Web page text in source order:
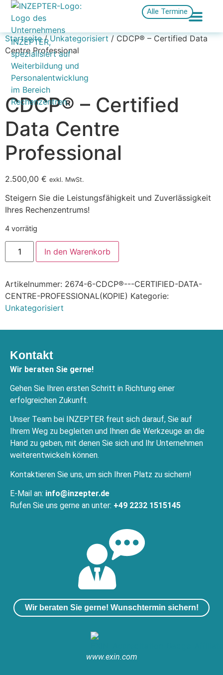
Alle Termine
Startseite/Unkategorisiert / CDCP® – Certified Data
Centre Professional
CDCP® – Certified
Data Centre
Professional
2.500,00 € exkl. MwSt.
Steigern Sie die Leistungsfähigkeit und Zuverlässigkeit
Ihres Rechenzentrums!
4 vorrätig
In den Warenkorb
Artikelnummer: 2674-6-CDCP®---CERTIFIED-DATA-
CENTRE-PROFESSIONAL(KOPIE) Kategorie:
Unkategorisiert
Kontakt
Wir beraten Sie gerne!
Gehen Sie Ihren ersten Schritt in Richtung einer
erfolgreichen Zukunft.
Unser Team bei INZEPTER freut sich darauf, Sie auf
Ihrem Weg zu begleiten und Ihnen die Werkzeuge an die
Hand zu geben, mit denen Sie sich und Ihr Unternehmen
weiterentwickeln können.
Kontaktieren Sie uns, um sich Ihren Platz zu sichern!
E-Mail an: info@inzepter.de
Rufen Sie uns gerne an unter: +49 2232 1515145
Wir beraten Sie gerne! Wunschtermin sichern!
www.exin.com